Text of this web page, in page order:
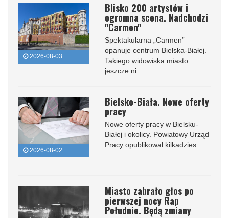
2026-08-03
Blisko 200 artystów i
ogromna scena. Nadchodzi
"Carmen"
Spektakularna „Carmen”
opanuje centrum Bielska-Białej.
Takiego widowiska miasto
jeszcze ni...
2026-08-02
Bielsko-Biała. Nowe oferty
pracy
Nowe oferty pracy w Bielsku-
Białej i okolicy. Powiatowy Urząd
Pracy opublikował kilkadzies...
Miasto zabrało głos po
pierwszej nocy Rap
Południe. Będą zmiany